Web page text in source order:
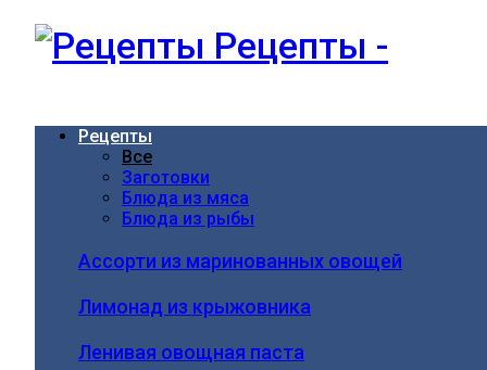
Рецепты -
Рецепты
Все
Заготовки
Блюда из мяса
Блюда из рыбы
Ассорти из маринованных овощей
Лимонад из крыжовника
Ленивая овощная паста